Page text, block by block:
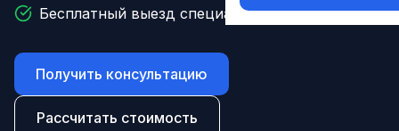
Бесплатный выезд специалиста для оценки
Получить консультацию
Рассчитать стоимость